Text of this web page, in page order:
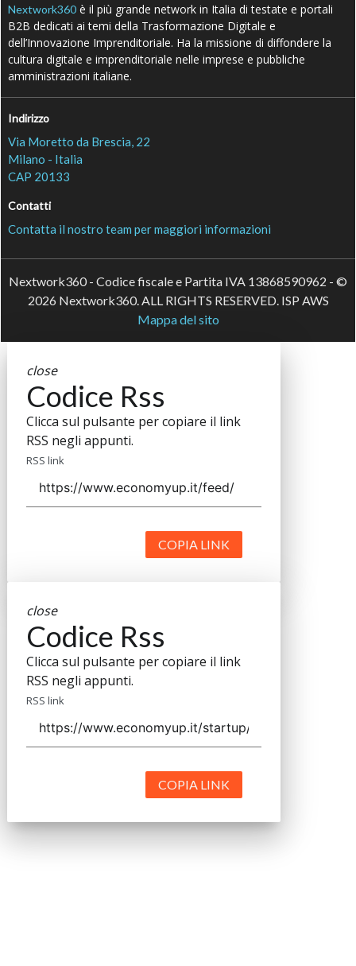
Nextwork360 è il più grande network in Italia di testate e portali
B2B dedicati ai temi della Trasformazione Digitale e
dell’Innovazione Imprenditoriale. Ha la missione di diffondere la
cultura digitale e imprenditoriale nelle imprese e pubbliche
amministrazioni italiane.
Indirizzo
Via Moretto da Brescia, 22
Milano - Italia
CAP 20133
Contatti
Contatta il nostro team per maggiori informazioni
Nextwork360 - Codice fiscale e Partita IVA 13868590962 - ©
2026 Nextwork360. ALL RIGHTS RESERVED. ISP AWS
Mappa del sito
close
Codice Rss
Clicca sul pulsante per copiare il link
RSS negli appunti.
RSS link
COPIA LINK
close
Codice Rss
Clicca sul pulsante per copiare il link
RSS negli appunti.
RSS link
COPIA LINK